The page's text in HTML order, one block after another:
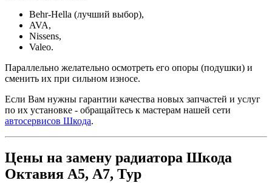
Behr-Hella (лучший выбор),
AVA,
Nissens,
Valeo.
Параллельно желательно осмотреть его опоры (подушки) и
сменить их при сильном износе.
Если Вам нужны гарантии качества новых запчастей и услуг
по их установке - обращайтесь к мастерам нашей сети
автосервисов Шкода.
Цены на замену радиатора Шкода
Октавия А5, А7, Тур